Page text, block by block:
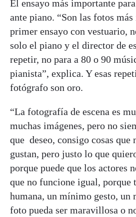
El ensayo más importante
ante piano. “Son las fotos
primer ensayo con vestuario,
solo el piano y el director de
repetir, no para a 80 o 90
pianista”, explica. Y esas
fotógrafo son oro.
“La fotografía de escena es
muchas imágenes, pero no
que deseo, consigo cosas que
gustan, pero justo lo que
porque puede que los actores
que no funcione igual, porque
humana, un mínimo gesto, un
foto pueda ser maravillosa o